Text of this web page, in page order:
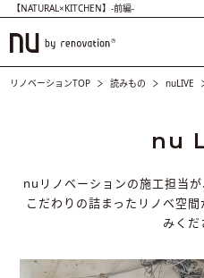
【NATURAL×KITCHEN】-前編-
リノベーションTOP 読みもの nuLIVE
nu
nuリノベーションの施工担当
こだわりの詰まったリノベ空
みくだ